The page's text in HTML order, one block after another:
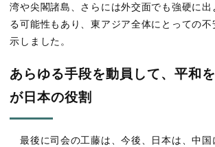
湾や尖閣諸島、さらには外交面でも強硬に出
る可能性もあり、東アジア全体にとっての
示しました。
あらゆる手段を動員して、平和
が日本の役割
最後に司会の工藤は、今後、日本は、中国